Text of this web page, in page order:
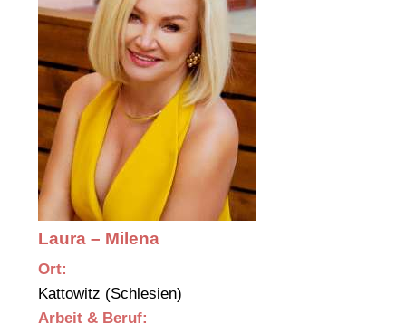
Laura – Milena
Ort:
Kattowitz (Schlesien)
Arbeit & Beruf: